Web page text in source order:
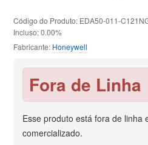
Código do Produto: EDA50-011-
Incluso: 0.00%
Fabricante: Honeywell
Fora de Linha
Esse produto está fora de linha
comercializado.